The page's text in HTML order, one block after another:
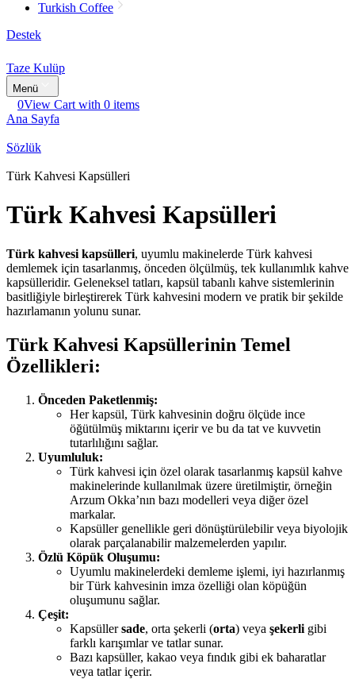
Turkish Coffee
Destek
Taze Kulüp
Menü
0View Cart with 0 items
Ana Sayfa
Sözlük
Türk Kahvesi Kapsülleri
Türk Kahvesi Kapsülleri
Türk kahvesi kapsülleri, uyumlu makinelerde Türk kahvesi
demlemek için tasarlanmış, önceden ölçülmüş, tek kullanımlık kahve
kapsülleridir. Geleneksel tatları, kapsül tabanlı kahve sistemlerinin
basitliğiyle birleştirerek Türk kahvesini modern ve pratik bir şekilde
hazırlamanın yolunu sunar.
Türk Kahvesi Kapsüllerinin Temel
Özellikleri:
Önceden Paketlenmiş:
Her kapsül, Türk kahvesinin doğru ölçüde ince
öğütülmüş miktarını içerir ve bu da tat ve kuvvetin
tutarlılığını sağlar.
Uyumluluk:
Türk kahvesi için özel olarak tasarlanmış kapsül kahve
makinelerinde kullanılmak üzere üretilmiştir, örneğin
Arzum Okka’nın bazı modelleri veya diğer özel
markalar.
Kapsüller genellikle geri dönüştürülebilir veya biyolojik
olarak parçalanabilir malzemelerden yapılır.
Özlü Köpük Oluşumu:
Uyumlu makinelerdeki demleme işlemi, iyi hazırlanmış
bir Türk kahvesinin imza özelliği olan köpüğün
oluşumunu sağlar.
Çeşit:
Kapsüllersade, orta şekerli (orta) veya şekerli gibi
farklı karışımlar ve tatlar sunar.
Bazı kapsüller, kakao veya fındık gibi ek baharatlar
veya tatlar içerir.